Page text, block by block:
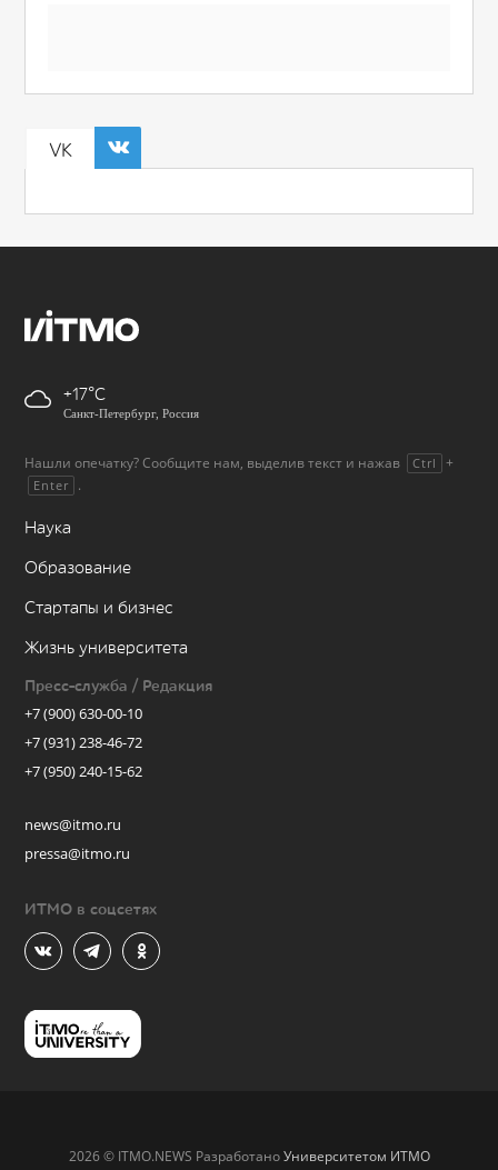
VK
+17
Санкт-Петербург, Россия
Нашли опечатку? Сообщите нам, выделив текст и нажав Ctrl +
Enter .
Наука
Образование
Стартапы и бизнес
Жизнь университета
Пресс-служба / Редакция
+7 (900) 630-00-10
+7 (931) 238-46-72
+7 (950) 240-15-62
news@itmo.ru
pressa@itmo.ru
ИТМО в соцсетях
2026 © ITMO.NEWS РазработаноУниверситетом ИТМО